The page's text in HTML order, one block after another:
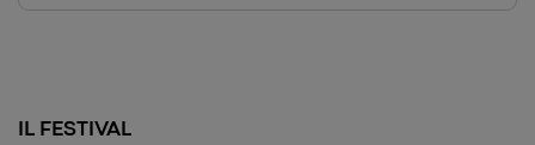
molto diversi ma accomunate da un unico obiettivo:
IL FESTIVAL